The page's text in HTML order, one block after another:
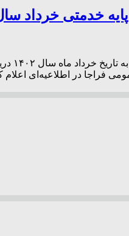
خدمتی خرداد سال